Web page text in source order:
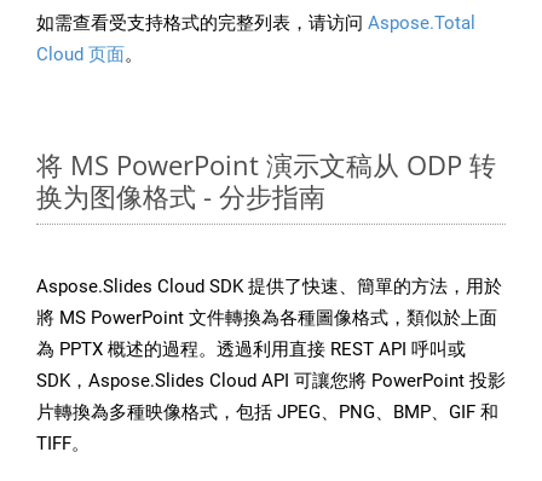
如需查看受支持格式的完整列表，请访问 Aspose.Total
Cloud 页面。
将 MS PowerPoint 演示文稿从 ODP 转
换为图像格式 - 分步指南
Aspose.Slides Cloud SDK 提供了快速、簡單的方法，用於
將 MS PowerPoint 文件轉換為各種圖像格式，類似於上面
為 PPTX 概述的過程。透過利用直接 REST API 呼叫或
SDK，Aspose.Slides Cloud API 可讓您將 PowerPoint 投影
片轉換為多種映像格式，包括 JPEG、PNG、BMP、GIF 和
TIFF。